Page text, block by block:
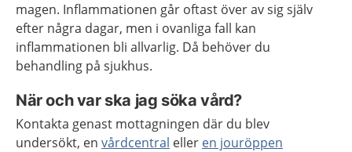
magen. Inflammationen går oftast över av sig själv
efter några dagar, men i ovanliga fall kan
inflammationen bli allvarlig. Då behöver du
behandling på sjukhus.
När och var ska jag söka vård?
Kontakta genast mottagningen där du blev
undersökt, en vårdcentral eller en jouröppen